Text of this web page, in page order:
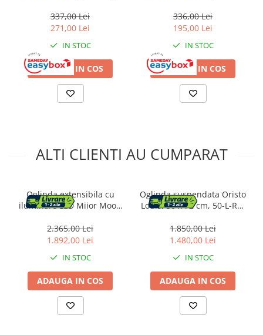
detasabila, functie
decongelare, inox
337,00 Lei
271,00 Lei
IN STOC
ADAUGA IN COS
detasabila, functie
decongelare, maro
336,00 Lei
195,00 Lei
IN STOC
ADAUGA IN COS
ALTI CLIENTI AU CUMPARAT
Oglinda extensibila cu
iluminare LED Miior Moon
2.365,00 Lei
1.892,00 Lei
IN STOC
ADAUGA IN COS
Oglinda suspendata Oristo
Louis, 50 x 72 cm, 50-L-RA-
1.850,00 Lei
1.480,00 Lei
IN STOC
ADAUGA IN COS